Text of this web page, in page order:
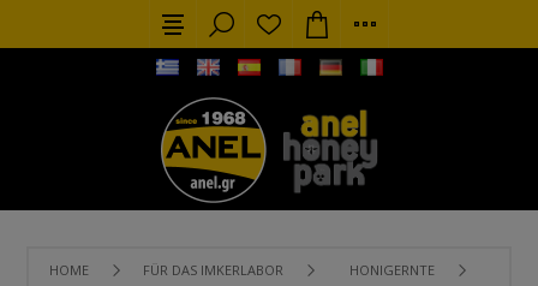
HOME FÜR DAS IMKERLABOR HONIGERNTE